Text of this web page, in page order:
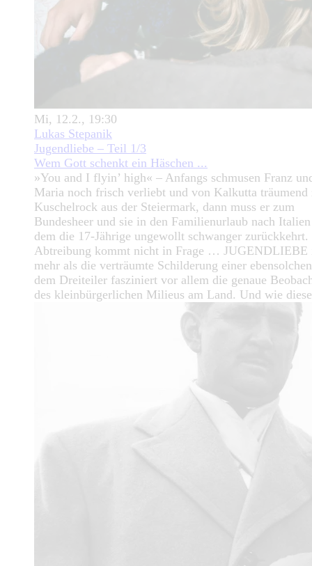
Mi, 12.2., 19:30
Lukas Stepanik
Jugendliebe – Teil 1/3
Wem Gott schenkt ein Häschen ...
»You and I flyin’ high« – Anfangs schmusen Franz
Maria noch frisch verliebt und von Kalkutta träumend
Kuschelrock aus der Steiermark, dann muss er zum
Bundesheer und sie in den Familienurlaub nach
dem die 17-Jährige ungewollt schwanger zurückkehrt.
Abtreibung kommt nicht in Frage … JUGENDLIEBE
mehr als die verträumte Schilderung einer
dem Dreiteiler fasziniert vor allem die genaue
des kleinbürgerlichen Milieus am Land. Und wie